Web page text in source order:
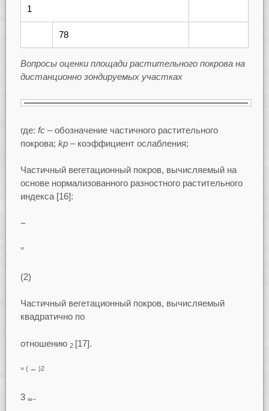
1
78
Вопросы оценки площади растительного покрова на
дистанционно зондируемых участках
где: fc –обозначение частичного растительного
покрова; kp– коэффициент ослабления;
Частичный вегетационный покров, вычисляемый на
основе нормализованного разностного растительного
индекса [16]:
−
=
(2)
Частичный вегетационный покров, вычисляемый
квадратично по
отношению 2 [17].
= (− )2
3 ∞−